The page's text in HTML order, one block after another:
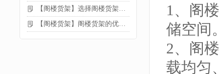
【阁楼货架】选择阁楼货架的好处？
【阁楼货架】阁楼货架的优点是什么
1、阁
储空间
2、阁
载均匀